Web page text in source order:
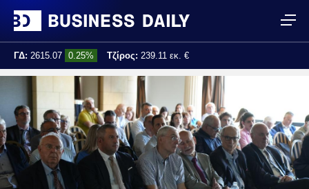
ΓΔ: 2615.07 0.25% Τζίρος: 239.11 εκ. €
Τελ. ενημέρωση: